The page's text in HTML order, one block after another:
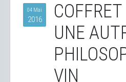
04 Mai
2016
UNE
VIN